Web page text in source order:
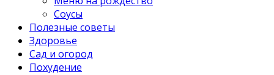
Соусы
Полезные советы
Здоровье
Сад и огород
Похудение